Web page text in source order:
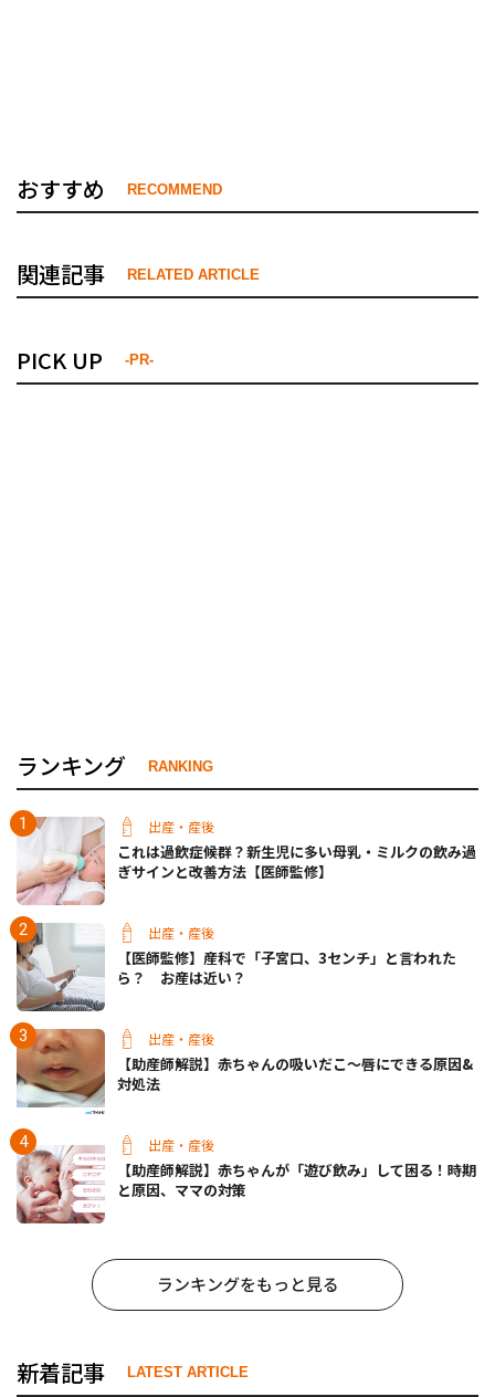
おすすめ RECOMMEND
関連記事 RELATED ARTICLE
PICK UP -PR-
ランキング RANKING
出産・産後
これは過飲症候群？新生児に多い母乳・ミルクの飲み過
ぎサインと改善方法【医師監修】
出産・産後
【医師監修】産科で「子宮口、3センチ」と言われた
ら？ お産は近い？
出産・産後
【助産師解説】赤ちゃんの吸いだこ〜唇にできる原因&
対処法
出産・産後
【助産師解説】赤ちゃんが「遊び飲み」して困る！時期
と原因、ママの対策
ランキングをもっと見る
新着記事 LATEST ARTICLE